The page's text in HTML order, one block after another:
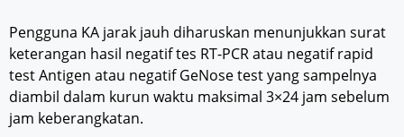
Pengguna KA jarak jauh diharuskan menunjukkan surat
keterangan hasil negatif tes RT-PCR atau negatif rapid
test Antigen atau negatif GeNose test yang sampelnya
diambil dalam kurun waktu maksimal 3×24 jam sebelum
jam keberangkatan.